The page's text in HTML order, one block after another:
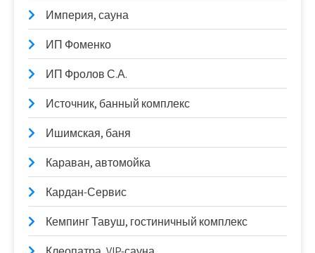
Империя, сауна
ИП Фоменко
ИП Фролов С.А.
Источник, банный комплекс
Ишимская, баня
Караван, автомойка
Кардан-Сервис
Кемпинг Тавуш, гостиничный комплекс